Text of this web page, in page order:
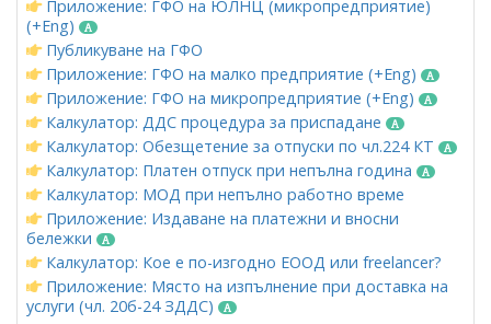
Приложение: ГФО на ЮЛНЦ (микропредприятие)
(+Eng)
Публикуване на ГФО
Приложение: ГФО на малко предприятие (+Eng)
Приложение: ГФО на микропредприятие (+Eng)
Калкулатор: ДДС процедура за приспадане
Калкулатор: Обезщетение за отпуски по чл.224 КТ
Калкулатор: Платен отпуск при непълна година
Калкулатор: МОД при непълно работно време
Приложение: Издаване на платежни и вносни
бележки
Калкулатор: Кое е по-изгодно ЕООД или freelancer?
Приложение: Място на изпълнение при доставка на
услуги (чл. 20б-24 ЗДДС)